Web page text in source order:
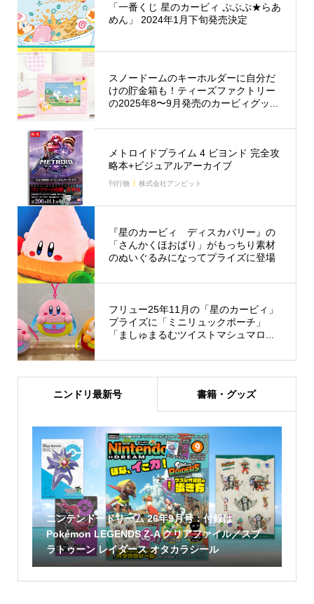
「一番くじ 星のカービィ ぷぷぷ★らあ
めん」 2024年1月下旬発売決定
スノードームのキーホルダーに自分だ
けの貯金箱も！ティーズファクトリー
の2025年8〜9月発売のカービィグッ...
メトロイドプライム 4 ビヨンド 完全攻
略本+ビジュアルアーカイブ
刊行物 株式会社アンビット
『星のカービィ ディスカバリー』の
「さんかくほおばり」がもっちり素材
のぬいぐるみになってプライズに登場
フリュー25年11月の「星のカービィ」
プライズに「ミニリュックポーチ」
「ましゅまるむツイストマシュマロ...
ニンドリ最新号 書籍・グッズ
ニンテンドードリーム 26年9月号：付録は
Pokémon LEGENDS Z-A クリアファイル／スプ
ラトゥーン レイダース オタカラシール